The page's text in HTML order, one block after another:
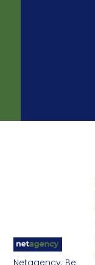
Netagency. Be